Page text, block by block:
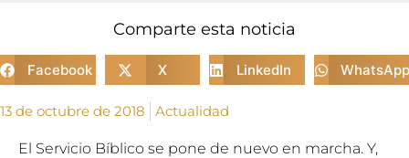
Comparte esta noticia
Facebook X LinkedIn WhatsApp
13 de octubre de 2018 Actualidad
El Servicio Bíblico se pone de nuevo en marcha. Y,